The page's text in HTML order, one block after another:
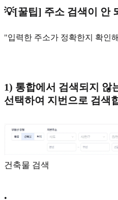
💡[꿀팁] 주소 검색이 안
"입력한 주소가 정확한지 확인
1) 통합에서 검색되지 않
선택하여 지번으로 검색
건축물 검색
•